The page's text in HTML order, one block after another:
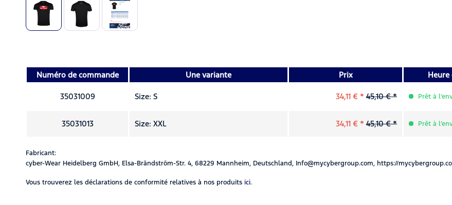
Numéro de commande Une variante Prix
35031009 Size: S 34,11 € * 45,10 € * Prêt à
35031013 Size: XXL 34,11 € * 45,10 € * Prêt à
Fabricant:
cyber-Wear Heidelberg GmbH, Elsa-Brändström-Str. 4, 68229 Mannheim, Deutschland, Info@mycybergroup.com, https://
Vous trouverez les déclarations de conformité relatives à nos produits ici.